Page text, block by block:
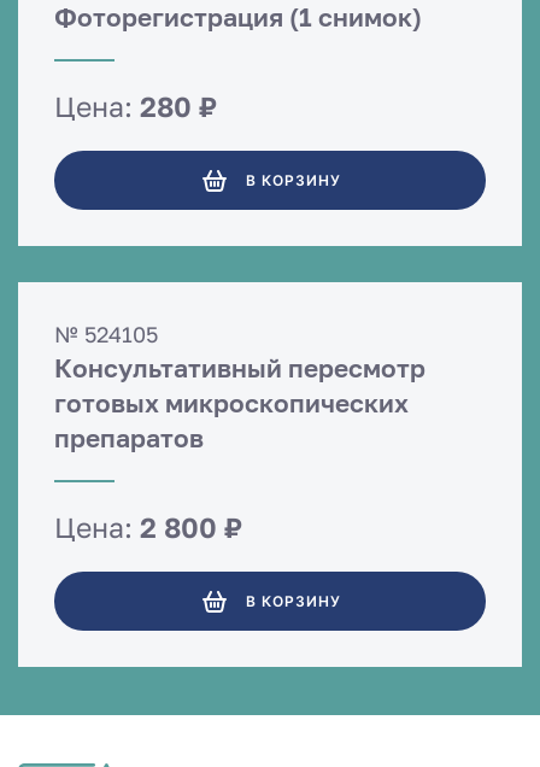
Фоторегистрация (1 снимок)
Цена: 280 ₽
В КОРЗИНУ
№ 524105
Консультативный пересмотр
готовых микроскопических
препаратов
Цена: 2 800 ₽
В КОРЗИНУ